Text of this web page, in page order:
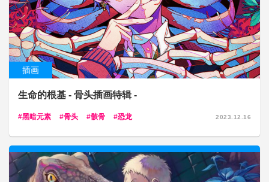
插画
生命的根基 - 骨头插画特辑 -
黑暗元素 骨头 骸骨 恐龙 2023.12.16